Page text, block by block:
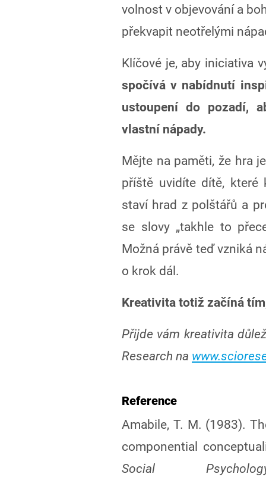
volnost v objevování a
překvapit neotřelými
Klíčové je, aby iniciativa
spočívá v nabídnutí
ustoupení do pozadí,
vlastní nápady.
Mějte na paměti, že hra
příště uvidíte dítě, které
staví hrad z polštářů a
se slovy „takhle to
Možná právě teď vzniká
o krok dál.
Kreativita totiž začíná
Přijde vám kreativita
Research na
Reference
Amabile, T. M. (1983).
componential
Social